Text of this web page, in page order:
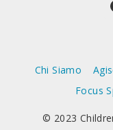
Chi Siamo
Focus
© 2023